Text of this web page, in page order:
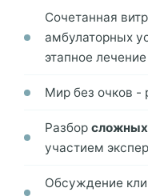
Сочетанная
амбулаторных
этапное лечение
Мир без очков -
Разбор сложных
участием
Обсуждение